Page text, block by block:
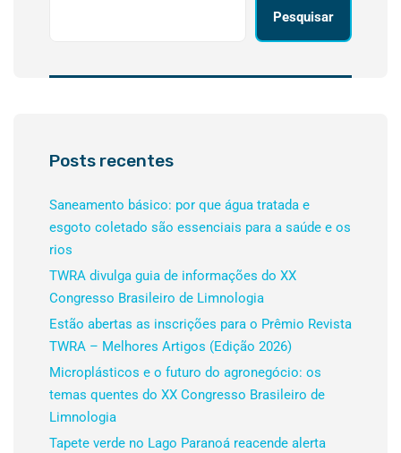
Pesquisar
Posts recentes
Saneamento básico: por que água tratada e
esgoto coletado são essenciais para a saúde e os
rios
TWRA divulga guia de informações do XX
Congresso Brasileiro de Limnologia
Estão abertas as inscrições para o Prêmio Revista
TWRA – Melhores Artigos (Edição 2026)
Microplásticos e o futuro do agronegócio: os
temas quentes do XX Congresso Brasileiro de
Limnologia
Tapete verde no Lago Paranoá reacende alerta